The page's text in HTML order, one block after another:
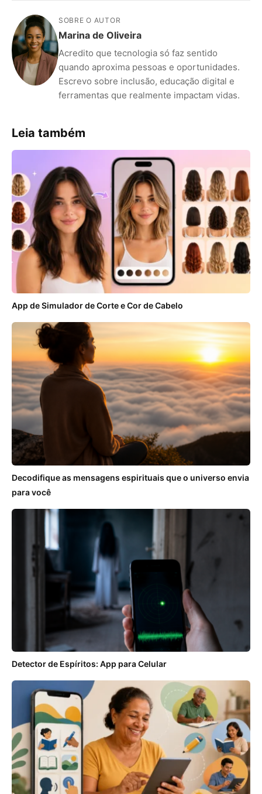
SOBRE O AUTOR
Marina de Oliveira
Acredito que tecnologia só faz sentido
quando aproxima pessoas e oportunidades.
Escrevo sobre inclusão, educação digital e
ferramentas que realmente impactam vidas.
Leia também
App de Simulador de Corte e Cor de Cabelo
Decodifique as mensagens espirituais que o universo envia
para você
Detector de Espíritos: App para Celular